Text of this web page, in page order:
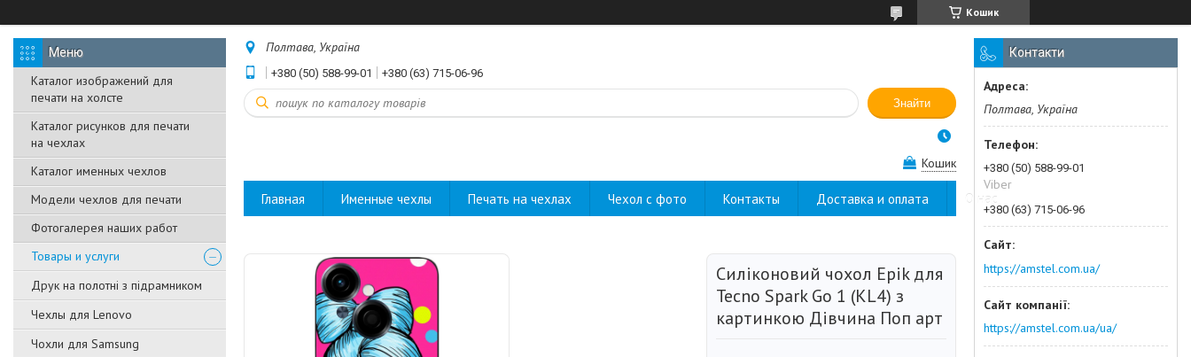
Кошик
Каталог изображений для
печати на холсте
Каталог рисунков для печати
на чехлах
Каталог именных чехлов
Модели чехлов для печати
Фотогалерея наших работ
Товары и услуги
Друк на полотні з підрамником
Чехлы для Lenovo
Чохли для Samsung
Полтава, Україна
+380 (50) 588-99-01 +380 (63) 715-06-96
Знайти
Кошик
Главная Именные чехлы Печать на чехлах Чехол с фото Контакты Доставка и оплата О нас
Силіконовий чохол Epik для
Tecno Spark Go 1 (KL4) з
картинкою Дівчина Поп арт
Контакти
Полтава, Україна
+380 (50) 588-99-01
Viber
+380 (63) 715-06-96
https://amstel.com.ua/
https://amstel.com.ua/ua/